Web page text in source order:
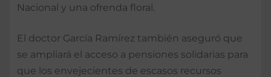
Nacional y una ofrenda floral.
El doctor García Ramírez también aseguró que
se ampliará el acceso a pensiones solidarias para
que los envejecientes de escasos recursos